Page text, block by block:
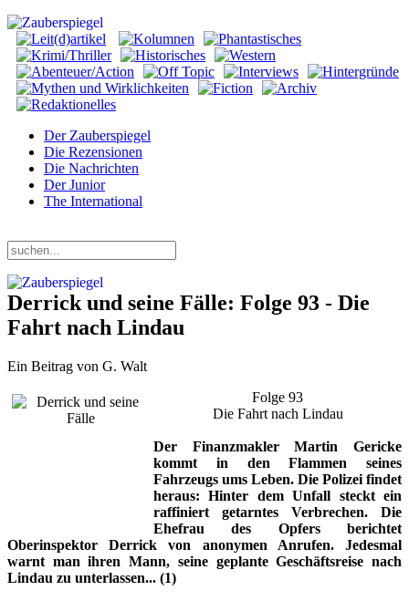
Der Zauberspiegel
Die Rezensionen
Die Nachrichten
Der Junior
The International
Derrick und seine Fälle: Folge 93 - Die
Fahrt nach Lindau
Ein Beitrag von G. Walt
Folge 93
Die Fahrt nach Lindau
Der Finanzmakler Martin Gericke
kommt in den Flammen seines
Fahrzeugs ums Leben. Die Polizei findet
heraus: Hinter dem Unfall steckt ein
raffiniert getarntes Verbrechen. Die
Ehefrau des Opfers berichtet
Oberinspektor Derrick von anonymen Anrufen. Jedesmal
warnt man ihren Mann, seine geplante Geschäftsreise nach
Lindau zu unterlassen... (1)